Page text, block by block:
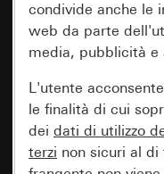
condivide anche le
web da parte
media, pubblicità e
L'utente
le finalità di cui
dei dati di utilizzo
terzi non sicuri al di